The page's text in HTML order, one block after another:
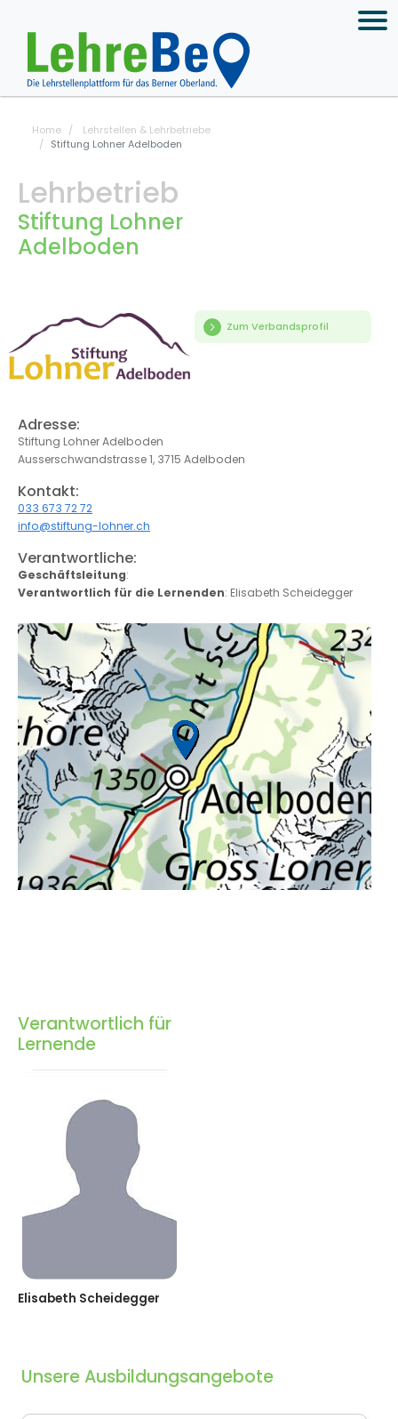
Home
Lehrstellen & Lehrbetriebe
Stiftung Lohner Adelboden
Lehrbetrieb
Stiftung Lohner
Adelboden
Zum Verbandsprofil
Adresse:
Stiftung Lohner Adelboden
Ausserschwandstrasse 1, 3715 Adelboden
Kontakt:
033 673 72 72
info@stiftung-lohner.ch
Verantwortliche:
Geschäftsleitung:
Verantwortlich für die Lernenden: Elisabeth Scheidegger
Verantwortlich für
Lernende
Elisabeth Scheidegger
Unsere Ausbildungsangebote